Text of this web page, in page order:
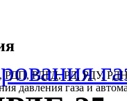
РДП, РДГД, РД, РДУ,
давления газа и